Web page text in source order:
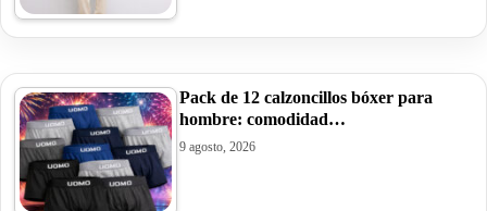
Pack de 12 calzoncillos bóxer para
hombre: comodidad…
9 agosto, 2026